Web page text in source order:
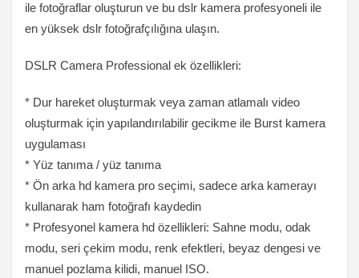
ile fotoğraflar oluşturun ve bu dslr kamera profesyoneli ile
en yüksek dslr fotoğrafçılığına ulaşın.
DSLR Camera Professional ek özellikleri:
* Dur hareket oluşturmak veya zaman atlamalı video
oluşturmak için yapılandırılabilir gecikme ile Burst kamera
uygulaması
* Yüz tanıma / yüz tanıma
* Ön arka hd kamera pro seçimi, sadece arka kamerayı
kullanarak ham fotoğrafı kaydedin
* Profesyonel kamera hd özellikleri: Sahne modu, odak
modu, seri çekim modu, renk efektleri, beyaz dengesi ve
manuel pozlama kilidi, manuel ISO.